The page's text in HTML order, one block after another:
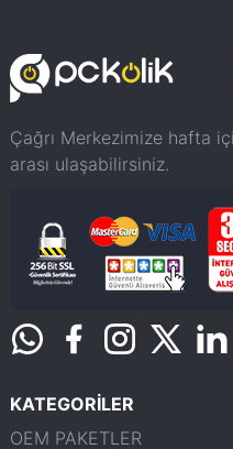
Çağrı Merkezimize hafta
arası ulaşabilirsiniz.
KATEGORİLER
OEM PAKETLER